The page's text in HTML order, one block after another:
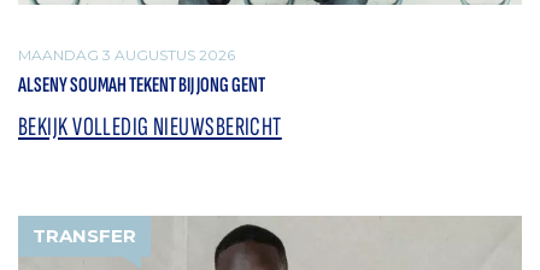
MAANDAG 3 AUGUSTUS 2026
ALSENY SOUMAH TEKENT BIJ JONG GENT
BEKIJK VOLLEDIG NIEUWSBERICHT
TRANSFER